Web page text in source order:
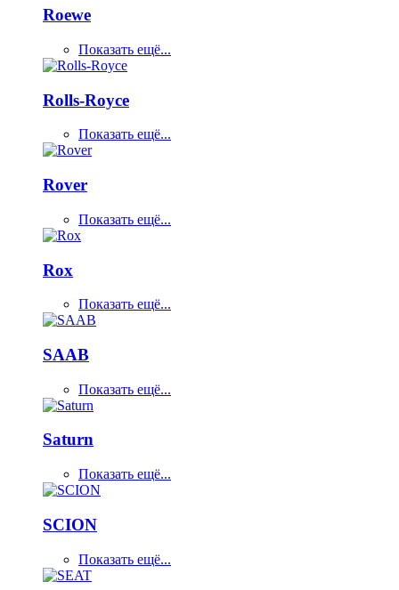
Roewe
Показать ещё...
Rolls-Royce
Показать ещё...
Rover
Показать ещё...
Rox
Показать ещё...
SAAB
Показать ещё...
Saturn
Показать ещё...
SCION
Показать ещё...